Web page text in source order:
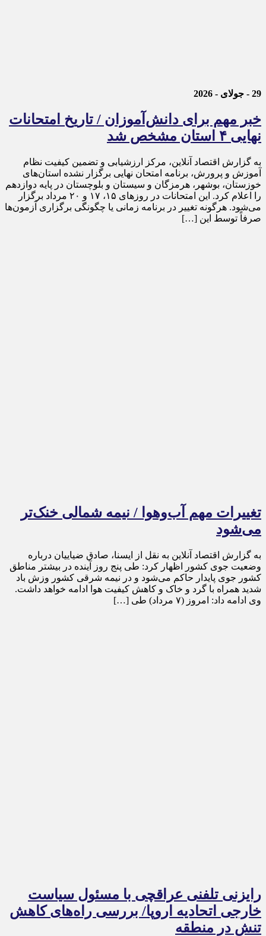
29 - جولای - 2026
خبر مهم برای دانش‌آموزان / تاریخ امتحانات
نهایی ۴ استان مشخص شد
به گزارش اقتصاد آنلاین، مرکز ارزشیابی و تضمین کیفیت نظام
آموزش و پرورش، برنامه امتحان نهایی برگزار نشده استان‌های
خوزستان، بوشهر، هرمزگان و سیستان و بلوچستان در پایه دوازدهم
را اعلام کرد. این امتحانات در روز‌های ۱۵، ۱۷ و ۲۰ مرداد برگزار
می‌شود. هرگونه تغییر در برنامه زمانی یا چگونگی برگزاری آزمون‌ها
صرفاً توسط این […]
تغییرات مهم آب‌وهوا / نیمه شمالی خنک‌تر
می‌شود
به گزارش اقتصاد آنلاین به نقل از ایسنا، صادق ضیاییان درباره
وضعیت جوی کشور اظهار کرد: طی پنج روز آینده در بیشتر مناطق
کشور جوی پایدار حاکم می‌شود و در نیمه شرقی کشور وزش باد
شدید همراه با گرد و خاک و کاهش کیفیت هوا ادامه خواهد داشت.
وی ادامه داد: امروز (۷ مرداد) طی […]
رایزنی تلفنی عراقچی با مسئول سیاست
خارجی اتحادیه اروپا/ بررسی راه‌های کاهش
تنش در منطقه